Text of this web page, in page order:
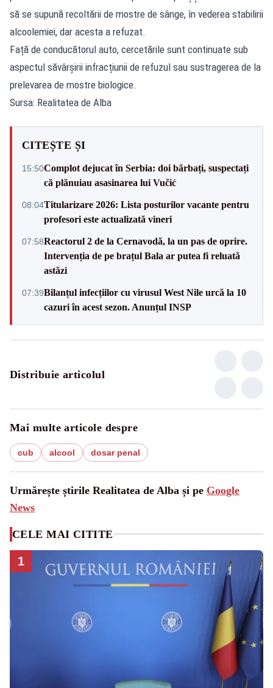
să se supună recoltării de mostre de sânge, în vederea stabilirii
alcoolemiei, dar acesta a refuzat.
Față de conducătorul auto, cercetările sunt continuate sub
aspectul săvârșirii infracțiunii de refuzul sau sustragerea de la
prelevarea de mostre biologice.
Sursa: Realitatea de Alba
CITEȘTE ȘI
15:50Complot dejucat în Serbia: doi bărbați, suspectați
că plănuiau asasinarea lui Vučić
08:04Titularizare 2026: Lista posturilor vacante pentru
profesori este actualizată vineri
07:58Reactorul 2 de la Cernavodă, la un pas de oprire.
Intervenția de pe brațul Bala ar putea fi reluată
astăzi
07:39Bilanțul infecțiilor cu virusul West Nile urcă la 10
cazuri în acest sezon. Anunțul INSP
Distribuie articolul
Mai multe articole despre
cub alcool dosar penal
Urmărește știrile Realitatea de Alba și pe Google
News
CELE MAI CITITE
1